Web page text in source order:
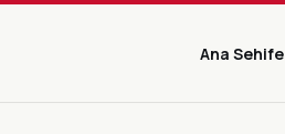
Ana Sehife